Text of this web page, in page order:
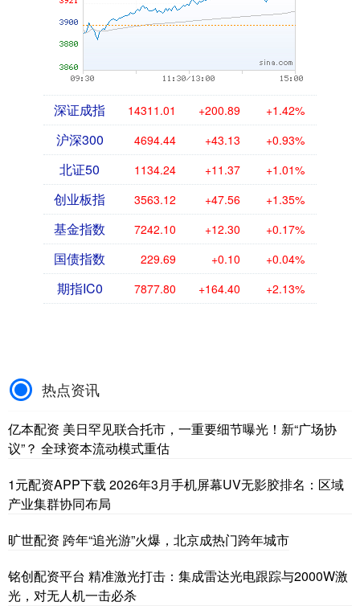
深证成指 14311.01 +200.89 +1.42%
沪深300 4694.44 +43.13 +0.93%
北证50 1134.24 +11.37 +1.01%
创业板指 3563.12 +47.56 +1.35%
基金指数 7242.10 +12.30 +0.17%
国债指数 229.69 +0.10 +0.04%
期指IC0 7877.80 +164.40 +2.13%
热点资讯
亿本配资 美日罕见联合托市，一重要细节曝光！新“广场协
议”？ 全球资本流动模式重估
1元配资APP下载 2026年3月手机屏幕UV无影胶排名：区域
产业集群协同布局
旷世配资 跨年“追光游”火爆，北京成热门跨年城市
铭创配资平台 精准激光打击：集成雷达光电跟踪与2000W激
光，对无人机一击必杀